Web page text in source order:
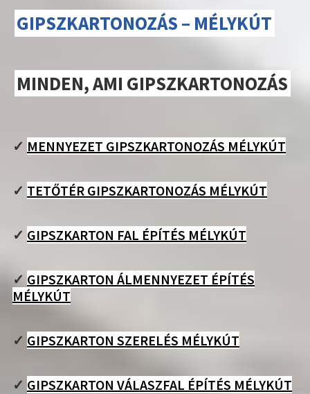
GIPSZKARTONOZÁS – MÉLYKÚT
MINDEN, AMI GIPSZKARTONOZÁS
✓ MENNYEZET GIPSZKARTONOZÁS MÉLYKÚT
✓ TETŐTÉR GIPSZKARTONOZÁS MÉLYKÚT
✓ GIPSZKARTON FAL ÉPÍTÉS MÉLYKÚT
✓ GIPSZKARTON ÁLMENNYEZET ÉPÍTÉS
MÉLYKÚT
✓ GIPSZKARTON SZERELÉS MÉLYKÚT
✓ GIPSZKARTON VÁLASZFAL ÉPÍTÉS MÉLYKÚT